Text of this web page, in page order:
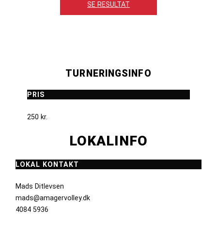
SE RESULTAT
TURNERINGSINFO
PRIS
250 kr.
LOKALINFO
LOKAL KONTAKT
Mads Ditlevsen
mads@amagervolley.dk
4084 5936